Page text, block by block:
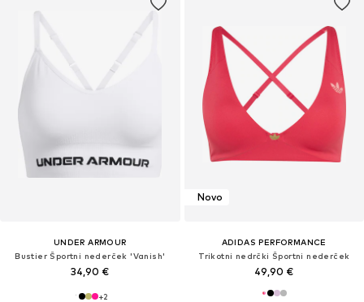
UNDER ARMOUR
Bustier Športni nederček 'Vanish'
34,90 €
+2
Novo
ADIDAS PERFORMANCE
Trikotni nedrčki Športni nederček
49,90 €